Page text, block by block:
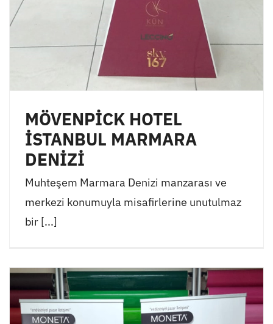
MÖVENPİCK HOTEL
İSTANBUL MARMARA
DENİZİ
Muhteşem Marmara Denizi manzarası ve
merkezi konumuyla misafirlerine unutulmaz
bir [...]